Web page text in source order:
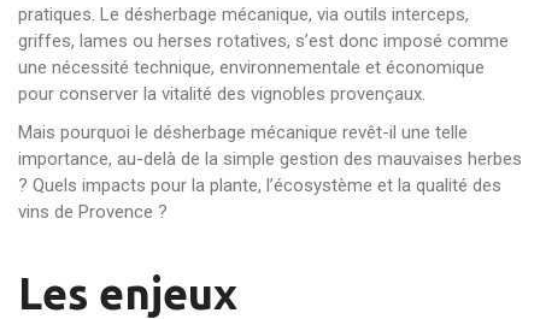
pratiques. Le désherbage mécanique, via outils interceps,
griffes, lames ou herses rotatives, s’est donc imposé comme
une nécessité technique, environnementale et économique
pour conserver la vitalité des vignobles provençaux.
Mais pourquoi le désherbage mécanique revêt-il une telle
importance, au-delà de la simple gestion des mauvaises herbes
? Quels impacts pour la plante, l’écosystème et la qualité des
vins de Provence ?
Les enjeux